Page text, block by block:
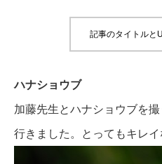
記事のタイトルと
ハナショウブ
加藤先生とハナショウブを撮
行きました。とってもキレイ